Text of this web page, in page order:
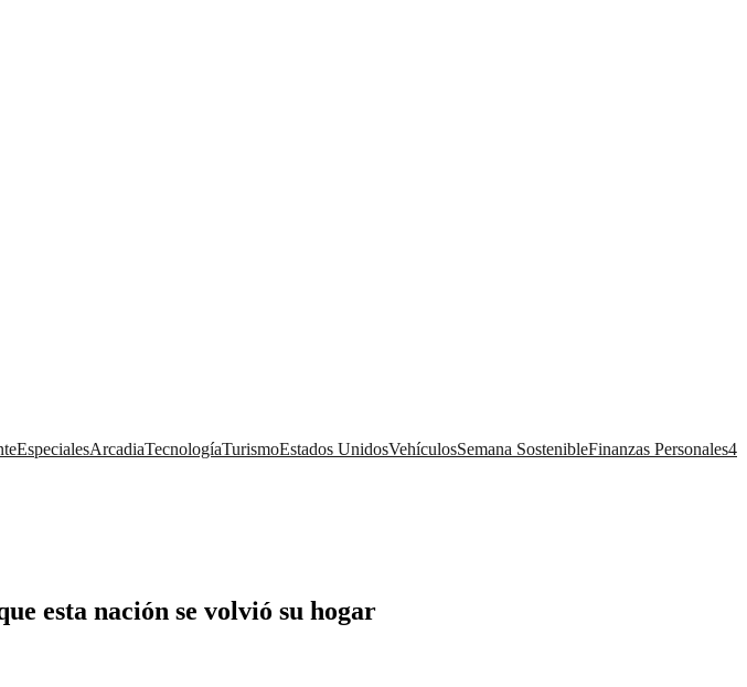
EspecialesArcadiaTecnologíaTurismoEstados UnidosVehículosSemana SostenibleFinanzas Personales4
esta nación se volvió su hogar